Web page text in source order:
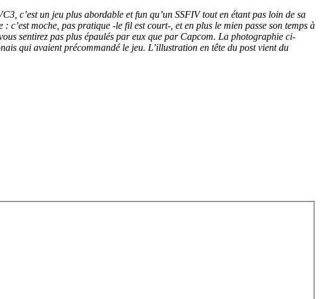
c’est un jeu plus abordable et fun qu’un SSFIV tout en étant pas loin de sa
moche, pas pratique -le fil est court-, et en plus le mien passe son temps à
sentirez pas plus épaulés par eux que par Capcom. La photographie ci-
qui avaient précommandé le jeu. L’illustration en tête du post vient du